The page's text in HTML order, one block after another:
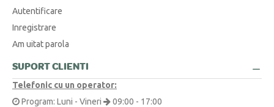
produsele personalizate. Satisfacția ta este tot ce contează. Noi
DIVERSE
Cum aflu mărimea corectă pentru un inel sau un lanț?
O metodă simplă este să înfășori o ață în jurul degetului sau la baza
gâtului, să marchezi punctul unde se suprapune, apoi să măsori
lungimea obținută cu o riglă.
Suntem aici pentru tine! Ne poți contacta telefonic la 0371 230 499, prin
Autentificare
Inregistrare
Am uitat parola
SUPORT CLIENTI
Telefonic cu un operator:
Program: Luni - Vineri
09:00 - 17:00